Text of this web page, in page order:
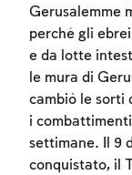
Gerusalemme
perché gli
e da lotte
le mura di
cambiò le sorti
i
settimane. Il 9
conquistato, il